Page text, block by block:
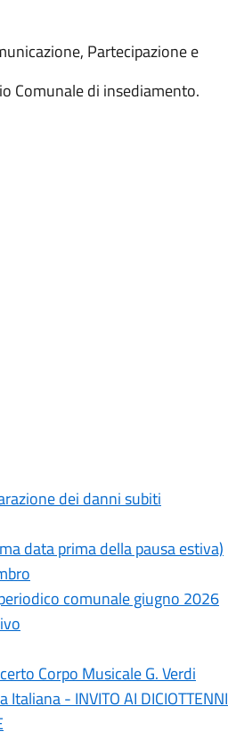
Partecipazione e
Comunale di insediamento.
dei danni subiti
data prima della pausa estiva)
comunale giugno 2026
Corpo Musicale G. Verdi
- INVITO AI DICIOTTENNI